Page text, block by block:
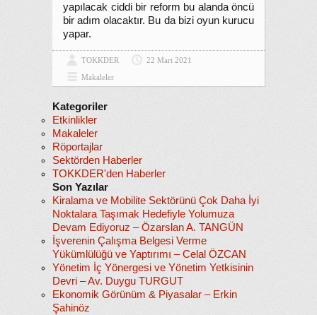
yapılacak ciddi bir reform bu alanda öncü
bir adım olacaktır. Bu da bizi oyun kurucu
yapar.
TOKKDER
22 Mart 2021
Makaleler
Kategoriler
Etkinlikler
Makaleler
Röportajlar
Sektörden Haberler
TOKKDER'den Haberler
Son Yazılar
Kiralama ve Mobilite Sektörünü Çok Daha İyi
Noktalara Taşımak Hedefiyle Yolumuza
Devam Ediyoruz – Özarslan A. TANGÜN
İşverenin Çalışma Belgesi Verme
Yükümlülüğü ve Yaptırımı – Celal ÖZCAN
Yönetim İç Yönergesi ve Yönetim Yetkisinin
Devri – Av. Duygu TURGUT
Ekonomik Görünüm & Piyasalar – Erkin
Şahinöz